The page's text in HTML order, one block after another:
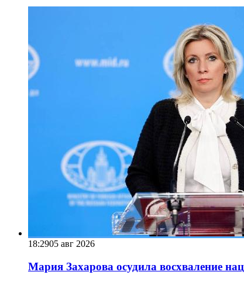
18:2905 авг 2026
Мария Захарова осудила восхваление